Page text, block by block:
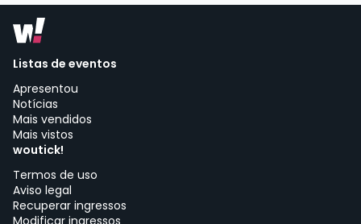
Listas de eventos
Apresentou
Notícias
Mais vendidos
Mais vistos
woutick!
Termos de uso
Aviso legal
Recuperar ingressos
Modificar ingressos